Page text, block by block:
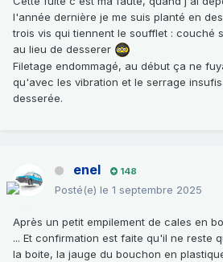
l'année dernière je me suis planté en
trois vis qui tiennent le soufflet : couché
au lieu de desserer
Filetage endommagé, au début ça ne
qu'avec les vibration et le serrage
desserée.
enel 148
Posté(e) le 1 septembre 2025
Après un petit empilement de cales en
... Et confirmation est faite qu'il ne reste
la boite, la jauge du bouchon en